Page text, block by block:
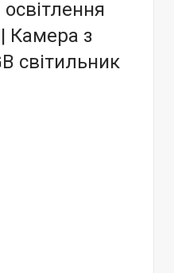
Камера з
світильник